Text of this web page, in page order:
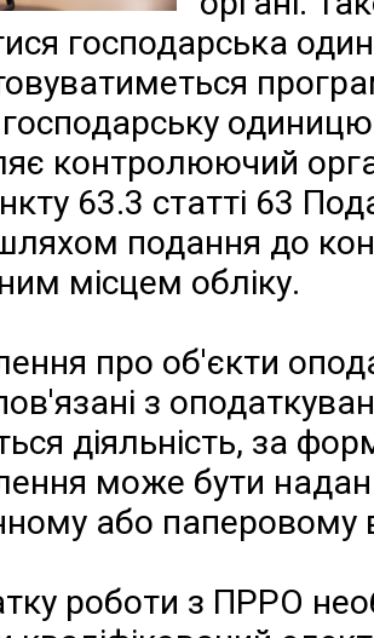
господарська
контролюючий
63.3 статті 63
подання до
місцем обліку.
про об'єкти
з
діяльність, за
може бути
або паперовому
роботи з ПРРО